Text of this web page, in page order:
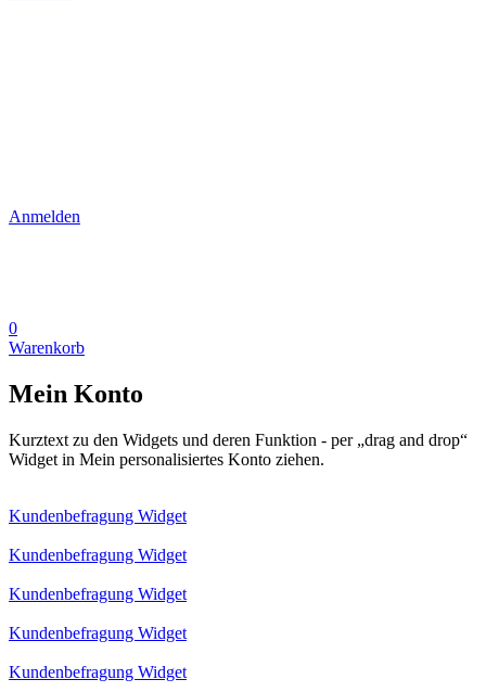
Anmelden
0
Warenkorb
Mein Konto
Kurztext zu den Widgets und deren Funktion - per „drag and drop“
Widget in Mein personalisiertes Konto ziehen.
Kundenbefragung Widget
Kundenbefragung Widget
Kundenbefragung Widget
Kundenbefragung Widget
Kundenbefragung Widget